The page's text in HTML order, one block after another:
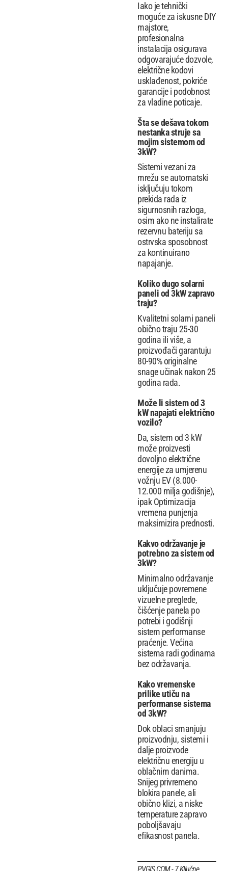
Iako je tehnički
moguće za iskusne DIY
majstore,
profesionalna
instalacija osigurava
odgovarajuće dozvole,
električne kodovi
usklađenost, pokriće
garancije i podobnost
za vladine poticaje.
Šta se dešava tokom
nestanka struje sa
mojim sistemom od
3kW?
Sistemi vezani za
mrežu se automatski
isključuju tokom
prekida rada iz
sigurnosnih razloga,
osim ako ne instalirate
rezervnu bateriju sa
ostrvska sposobnost
za kontinuirano
napajanje.
Koliko dugo solarni
paneli od 3kW zapravo
traju?
Kvalitetni solarni paneli
obično traju 25-30
godina ili više, a
proizvođači garantuju
80-90% originalne
snage učinak nakon 25
godina rada.
Može li sistem od 3
kW napajati električno
vozilo?
Da, sistem od 3 kW
može proizvesti
dovoljno električne
energije za umjerenu
vožnju EV (8.000-
12.000 milja godišnje),
ipak Optimizacija
vremena punjenja
maksimizira prednosti.
Kakvo održavanje je
potrebno za sistem od
3kW?
Minimalno održavanje
uključuje povremene
vizuelne preglede,
čišćenje panela po
potrebi i godišnji
sistem performanse
praćenje. Većina
sistema radi godinama
bez održavanja.
Kako vremenske
prilike utiču na
performanse sistema
od 3kW?
Dok oblaci smanjuju
proizvodnju, sistemi i
dalje proizvode
električnu energiju u
oblačnim danima.
Snijeg privremeno
blokira panele, ali
obično klizi, a niske
temperature zapravo
poboljšavaju
efikasnost panela.